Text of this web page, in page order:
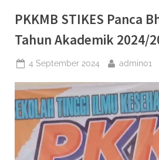
Kualitas
Pendidikan
Program
Studi
Kesehatan”
PKKMB STIKES Panca
Tahun Akademik 2024/
Posted
4 September 2024 By
admin01